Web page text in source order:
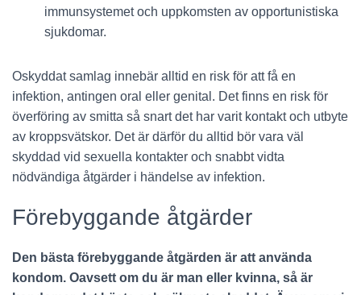
immunsystemet och uppkomsten av opportunistiska
sjukdomar.
Oskyddat samlag innebär alltid en risk för att få en
infektion, antingen oral eller genital. Det finns en risk för
överföring av smitta så snart det har varit kontakt och utbyte
av kroppsvätskor. Det är därför du alltid bör vara väl
skyddad vid sexuella kontakter och snabbt vidta
nödvändiga åtgärder i händelse av infektion.
Förebyggande åtgärder
Den bästa förebyggande åtgärden är att använda
kondom. Oavsett om du är man eller kvinna, så är